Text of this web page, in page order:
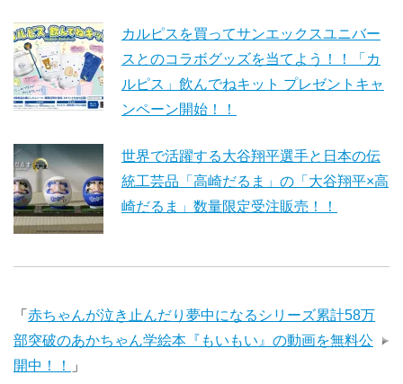
カルピスを買ってサンエックスユニバー
スとのコラボグッズを当てよう！！「カ
ルピス」飲んでねキット プレゼントキャ
ンペーン開始！！
世界で活躍する大谷翔平選手と日本の伝
統工芸品「高崎だるま」の「大谷翔平×高
崎だるま」数量限定受注販売！！
「 赤ちゃんが泣き止んだり夢中になるシリーズ累計58万
部突破のあかちゃん学絵本『もいもい』の動画を無料公
開中！！
」